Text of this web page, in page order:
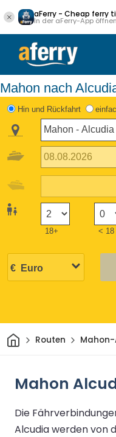
aFerry - Cheap ferry
In der aFerry-App öffnen
Mahon nach
Hin und Rückfahrt
18+ < 18
HeimRouten
Mahon
Die
Alcudia werden von